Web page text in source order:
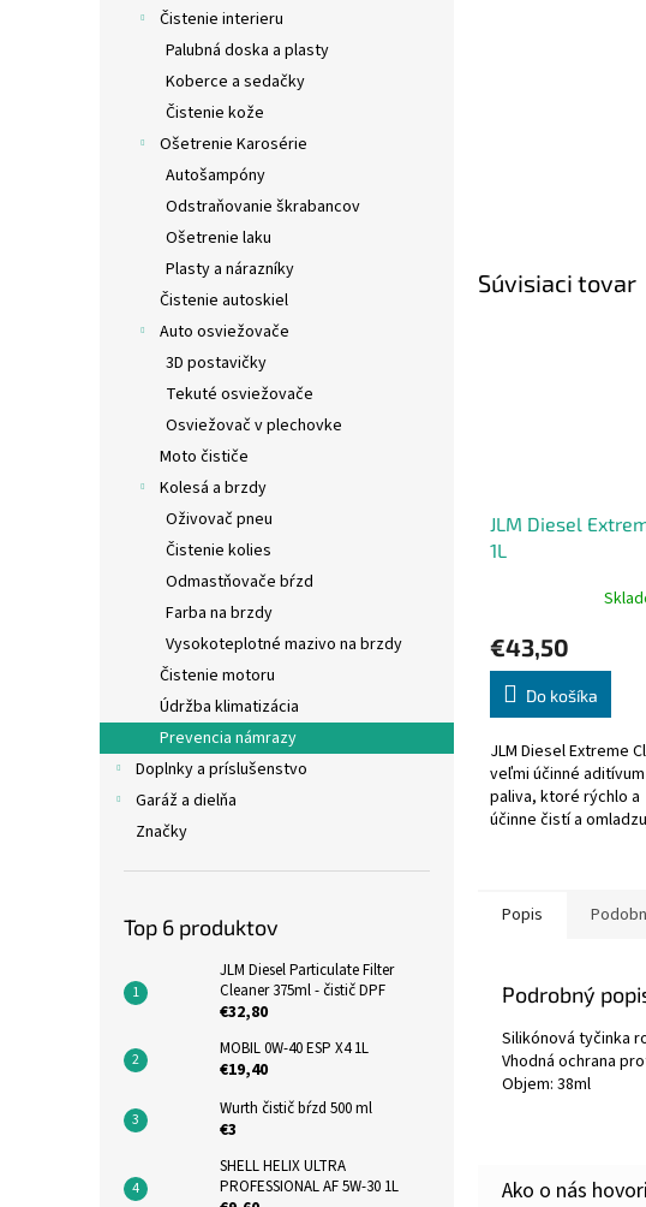
Čistenie interieru
Palubná doska a plasty
Koberce a sedačky
Čistenie kože
Ošetrenie Karosérie
Autošampóny
Odstraňovanie škrabancov
Ošetrenie laku
Plasty a nárazníky
Čistenie autoskiel
Auto osviežovače
3D postavičky
Tekuté osviežovače
Osviežovač v plechovke
Moto čističe
Kolesá a brzdy
Oživovač pneu
Čistenie kolies
Odmastňovače bŕzd
Farba na brzdy
Vysokoteplotné mazivo na brzdy
Čistenie motoru
Údržba klimatizácia
Prevencia námrazy
Doplnky a príslušenstvo
Garáž a dielňa
Značky
Top 6 produktov
JLM Diesel Particulate Filter
Cleaner 375ml - čistič DPF
€32,80
MOBIL 0W-40 ESP X4 1L
€19,40
Wurth čistič bŕzd 500 ml
€3
SHELL HELIX ULTRA
PROFESSIONAL AF 5W-30 1L
Súvisiaci tovar
JLM Diesel
1L
produktu
je
5,0
z
hviezdičiek.
€43,50
Do košíka
JLM Diesel Extreme
veľmi účinné
paliva, ktoré rýchlo a
účinne čistí a
Popis
Podrobný
Silikónová tyčinka
Vhodná ochrana
Objem: 38ml